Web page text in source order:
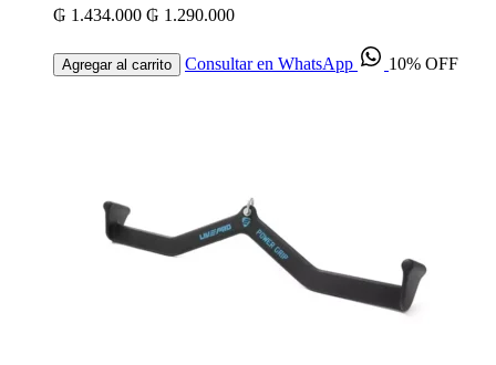
₲ 1.434.000 ₲ 1.290.000
Agregar al carrito Consultar en WhatsApp 10% OFF